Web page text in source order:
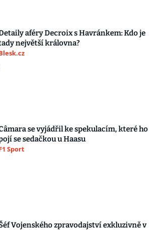
aféry Decroix s Havránkem: Kdo je
největší královna?
se vyjádřil ke spekulacím, které ho
se sedačkou u Haasu
Sport
Vojenského zpravodajství exkluzivně v